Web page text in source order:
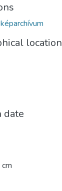
location
date